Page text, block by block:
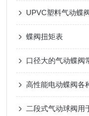
UPVC塑料气动蝶
蝶阀扭矩表
口径大的气动蝶阀
高性能电动蝶阀各
二段式气动球阀用